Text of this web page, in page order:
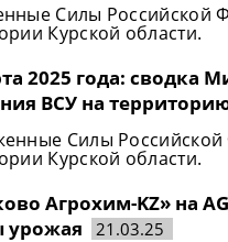
Силы Российской
Курской области.
2025 года: сводка
ВСУ на
Силы
Курской области.
Агрохим-KZ» на
урожая
21.03.25